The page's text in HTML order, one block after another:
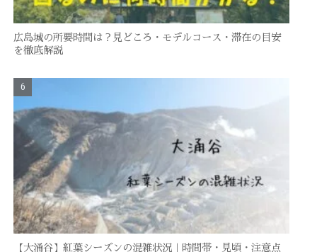
広島城の所要時間は？見どころ・モデルコース・滞在の目安
を徹底解説
【大涌谷】紅葉シーズンの混雑状況｜時間帯・見頃・注意点